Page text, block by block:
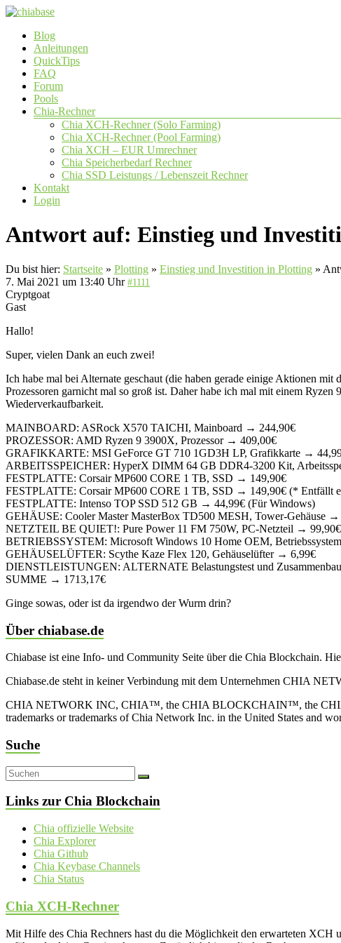
Zum
springen
chiabase
CHIA
Info-
Community
Seite
Menü
Blog
Anleitungen
QuickTips
FAQ
Forum
Pools
Chia-Rechner
Chia XCH-Rechner (Solo Farming)
Chia XCH-Rechner (Pool Farming)
Chia XCH – EUR Umrechner
Chia Speicherbedarf Rechner
Chia SSD Leistungs / Lebenszeit Rechner
Kontakt
Login
Antwort auf: Einstieg und
Du bist hier: Startseite » Plotting » Einstieg und Investition in Plotting »
7. Mai 2021 um 13:40 Uhr #1111
Cryptgoat
Gast
Hallo!
Super, vielen Dank an euch zwei!
Ich habe mal bei Alternate geschaut (die haben gerade einige Aktionen
Prozessoren garnicht mal so groß ist. Daher habe ich mal mit einem
Wiederverkaufbarkeit.
MAINBOARD: ASRock X570 TAICHI, Mainboard → 244,90€
PROZESSOR: AMD Ryzen 9 3900X, Prozessor → 409,00€
GRAFIKKARTE: MSI GeForce GT 710 1GD3H LP, Grafikkarte →
ARBEITSSPEICHER: HyperX DIMM 64 GB DDR4-3200 Kit,
FESTPLATTE: Corsair MP600 CORE 1 TB, SSD → 149,90€
FESTPLATTE: Corsair MP600 CORE 1 TB, SSD → 149,90€ (* Entfällt
FESTPLATTE: Intenso TOP SSD 512 GB → 44,99€ (Für Windows)
GEHÄUSE: Cooler Master MasterBox TD500 MESH, Tower-Gehäuse →
NETZTEIL BE QUIET!: Pure Power 11 FM 750W, PC-Netzteil → 99,90€
BETRIEBSSYSTEM: Microsoft Windows 10 Home OEM,
GEHÄUSELÜFTER: Scythe Kaze Flex 120, Gehäuselüfter → 6,99€
DIENSTLEISTUNGEN: ALTERNATE Belastungstest und
SUMME → 1713,17€
Ginge sowas, oder ist da irgendwo der Wurm drin?
Über chiabase.de
Chiabase ist eine Info- und Community Seite über die Chia Blockchain.
Chiabase.de steht in keiner Verbindung mit dem Unternehmen CHIA
CHIA NETWORK INC, CHIA™, the CHIA BLOCKCHAIN™, the CHIA
trademarks or trademarks of Chia Network Inc. in the United States and
Suche
Links zur Chia Blockchain
Chia offizielle Website
Chia Explorer
Chia Github
Chia Keybase Channels
Chia Status
Chia XCH-Rechner
Mit Hilfe des Chia Rechners hast du die Möglichkeit den erwarteten XCH